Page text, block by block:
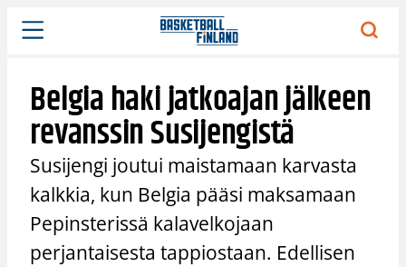
Siirry
sisältöön
Belgia haki jatkoajan jälkeen
revanssin Susijengistä
Susijengi joutui maistamaan karvasta
kalkkia, kun Belgia pääsi maksamaan
Pepinsterissä kalavelkojaan
perjantaisesta tappiostaan. Edellisen